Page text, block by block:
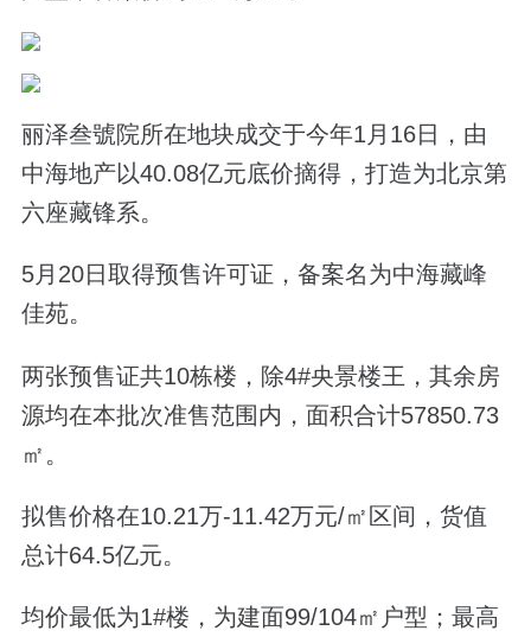
丽泽叁號院所在地块成交于今年1月16日，由
中海地产以40.08亿元底价摘得，打造为北京第
六座藏锋系。
5月20日取得预售许可证，备案名为中海藏峰
佳苑。
两张预售证共10栋楼， 除4#央景楼王，其余房
源均在本批次准售范围内，面积合计57850.73
㎡。
拟售价格在10.21万-11.42万元/㎡区间，货值
总计64.5亿元。
均价最低为1#楼，为建面99/104㎡户型； 最高